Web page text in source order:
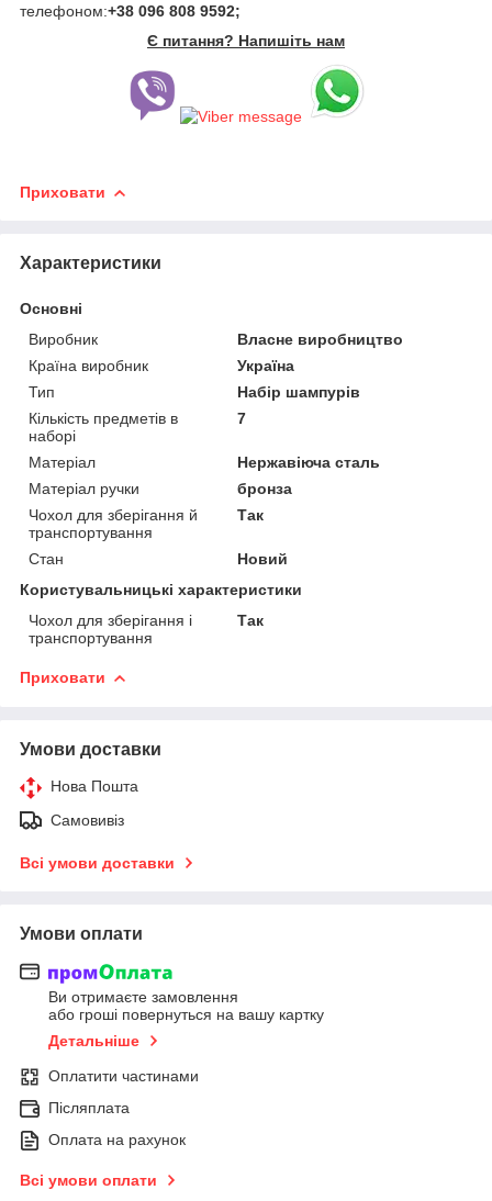
телефоном:+38 096 808 9592;
Є питання? Напишіть нам
Приховати
Характеристики
Основні
Виробник
Власне виробництво
Країна виробник
Україна
Тип
Набір шампурів
Кількість предметів в
наборі
7
Матеріал
Нержавіюча сталь
Матеріал ручки
бронза
Чохол для зберігання й
транспортування
Так
Стан
Новий
Користувальницькі характеристики
Чохол для зберігання і
транспортування
Так
Приховати
Умови доставки
Нова Пошта
Самовивіз
Всі умови доставки
Умови оплати
Ви отримаєте замовлення
або гроші повернуться на вашу картку
Детальніше
Оплатити частинами
Післяплата
Оплата на рахунок
Всі умови оплати